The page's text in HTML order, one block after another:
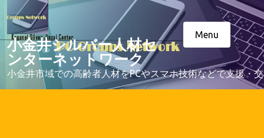
小金井シルバー人材セ
ンターネットワーク
小金井市域での高齢者人材をPCやスマホ技術などで支援・
Menu